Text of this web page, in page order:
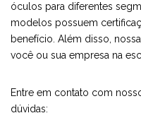
óculos para diferentes
modelos possuem
benefício. Além disso,
você ou sua empresa na
Entre em contato com
dúvidas: